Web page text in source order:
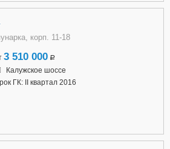
корп. 11-18
3 510 000 a
Калужское шоссе
ГК: II квартал 2016